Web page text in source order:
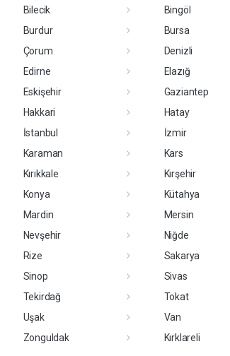
Bilecik
Bingöl
Burdur
Bursa
Çorum
Denizli
Edirne
Elazığ
Eskişehir
Gaziantep
Hakkari
Hatay
İstanbul
İzmir
Karaman
Kars
Kırıkkale
Kırşehir
Konya
Kütahya
Mardin
Mersin
Nevşehir
Niğde
Rize
Sakarya
Sinop
Sivas
Tekirdağ
Tokat
Uşak
Van
Zonguldak
Kırklareli